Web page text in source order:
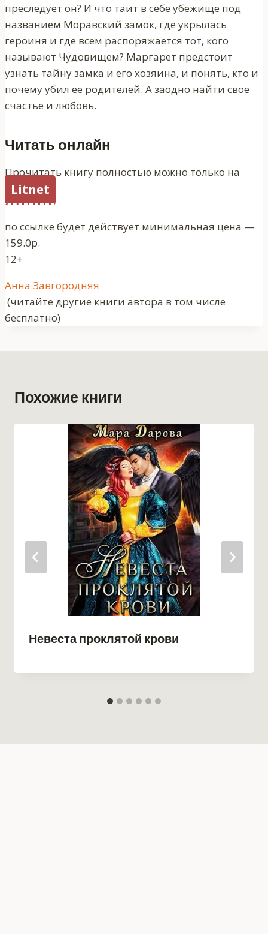
преследует он? И что таит в себе убежище под
названием Моравский замок, где укрылась
героиня и где всем распоряжается тот, кого
называют Чудовищем? Маргарет предстоит
узнать тайну замка и его хозяина, и понять, кто и
почему убил ее родителей. А заодно найти свое
счастье и любовь.
Читать онлайн
Прочитать книгу полностью можно только на
Litnet
по ссылке будет действует минимальная цена —
159.0р.
12+
Метки
записи:
Анна Завгородняя
(читайте другие книги автора в том числе
бесплатно)
Похожие книги
Невеста проклятой крови